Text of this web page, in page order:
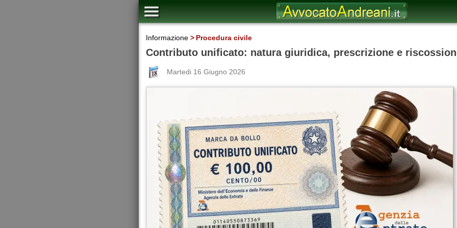
Informazione Procedura civile
Contributo unificato: natura giuridica, prescrizione e
Martedi 16 Giugno 2026